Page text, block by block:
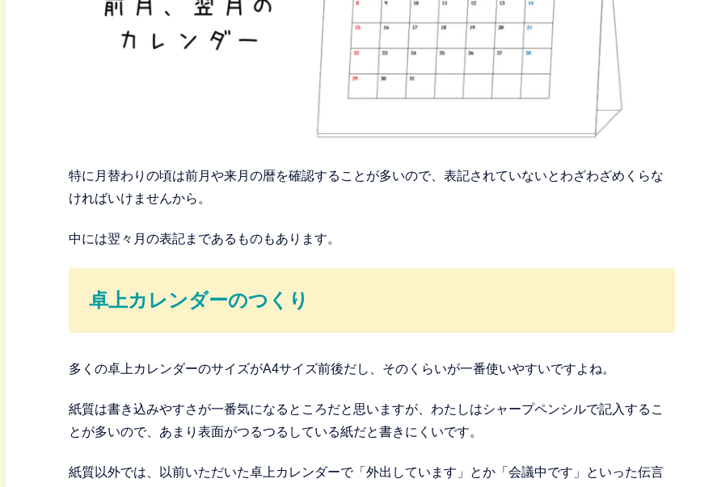
特に月替わりの頃は前月や来月の暦を確認することが多いので、表記されていないとわざわざめくらな
ければいけませんから。
中には翌々月の表記まであるものもあります。
卓上カレンダーのつくり
多くの卓上カレンダーのサイズがA4サイズ前後だし、そのくらいが一番使いやすいですよね。
紙質は書き込みやすさが一番気になるところだと思いますが、わたしはシャープペンシルで記入するこ
とが多いので、あまり表面がつるつるしている紙だと書きにくいです。
紙質以外では、以前いただいた卓上カレンダーで「外出しています」とか「会議中です」といった伝言